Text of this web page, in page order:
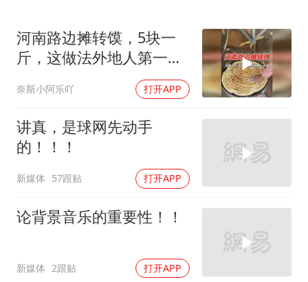
央视新主播李秋莹母校发文祝贺
暑期研学游升温 在旅途中增长知识
国足U17与阿森纳决赛取消 并列冠军
总书记点赞的非遗苗绣焕发新生机
河南路边摊转馍，5块一
斤，这做法外地人第一次
奈斯小阿乐吖 打开APP
讲真，是球网先动手
的！！！
新媒体 57跟贴 打开APP
论背景音乐的重要性！！
新媒体 2跟贴 打开APP